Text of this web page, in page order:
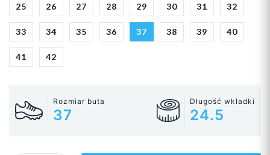
25 26 27 28 29 30 31 32
33 34 35 36 37 38 39 40
41 42
Rozmiar buta
37
Długość wkładki
24.5